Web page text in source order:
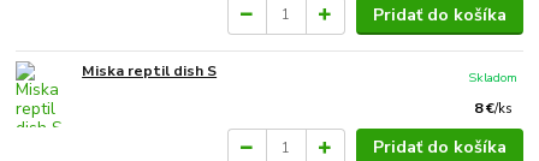
Pridať do košíka
Miska reptil dish S
8 €/ks
Skladom
Pridať do košíka